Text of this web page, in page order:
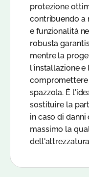
protezione
contribuendo a
e funzionalità
robusta
mentre la
l'installazione e
spazzola. È
sostituire la
in caso di
massimo la